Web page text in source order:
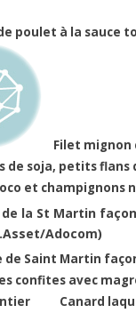
poulet à la sauce
Filet mignon
de soja, petits flans
et champignons
de Saint Martin
confites avec
Canard